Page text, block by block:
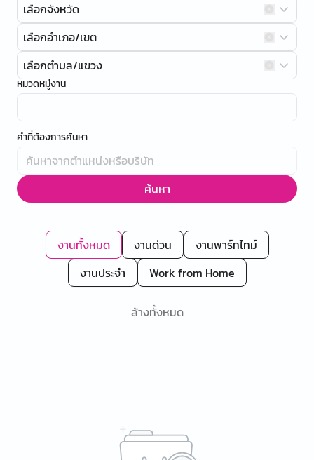
เลือกจังหวัด
เลือกอำเภอ/เขต
เลือกตำบล/แขวง
หมวดหมู่งาน
คำที่ต้องการค้นหา
ค้นหา
งานทั้งหมด งานด่วน
งานพาร์ทไทม์
งานประจำ
Work from Home
ล้างทั้งหมด